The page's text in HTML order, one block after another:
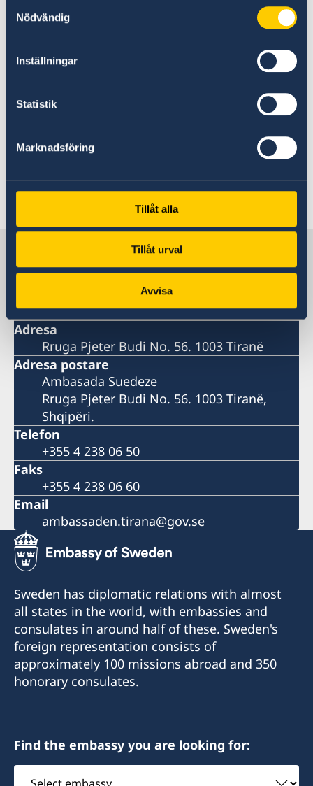
Nödvändig
Inställningar
Statistik
Marknadsföring
Tillåt alla
Tillåt urval
Avvisa
Photos of the Office of the President.
vlerësuan të dy marrëdhëniet e shkëlqyera mes
rëndësishme janë këto marrëdhënie për
forcimin e mëtejshëm të bashkëpunimit mes
dy vendeve.
Suedia në Shqipëri
Ambasada e Suedisë
Adresa
Rruga Pjeter Budi No. 56. 1003 Tiranë
Adresa postare
Ambasada Suedeze
Rruga Pjeter Budi No. 56. 1003 Tiranë,
Shqipëri.
Telefon
+355 4 238 06 50
Faks
+355 4 238 06 60
Email
ambassaden.tirana@gov.se
Sweden has diplomatic relations with almost
all states in the world, with embassies and
consulates in around half of these. Sweden's
foreign representation consists of
approximately 100 missions abroad and 350
honorary consulates.
Find the embassy you are looking for:
Select